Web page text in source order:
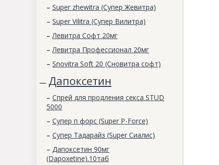
– Super zhewitra (Супер Жевитра)
– Super Vilitra (Супер Вилитра)
– Левитра Софт 20мг
– Левитра Профессионал 20мг
– Snovitra Soft 20 (Сновитра софт)
— Дапоксетин
– Спрей для продления секса STUD
5000
– Супер п форс (Super P-Force)
– Супер Тадарайз (Super Сиалис)
– Дапоксетин 90мг
(Dapoxetine).10таб